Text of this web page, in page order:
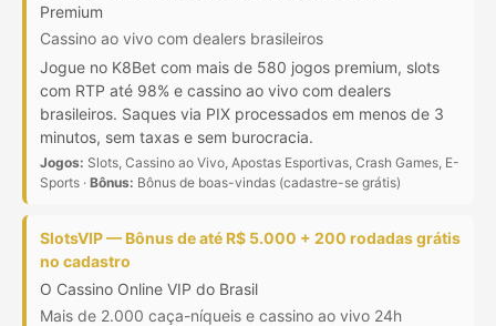
Premium
Cassino ao vivo com dealers brasileiros
Jogue no K8Bet com mais de 580 jogos premium, slots
com RTP até 98% e cassino ao vivo com dealers
brasileiros. Saques via PIX processados em menos de 3
minutos, sem taxas e sem burocracia.
Jogos: Slots, Cassino ao Vivo, Apostas Esportivas, Crash Games, E-
Sports · Bônus: Bônus de boas-vindas (cadastre-se grátis)
SlotsVIP — Bônus de até R$ 5.000 + 200 rodadas grátis
no cadastro
O Cassino Online VIP do Brasil
Mais de 2.000 caça-níqueis e cassino ao vivo 24h